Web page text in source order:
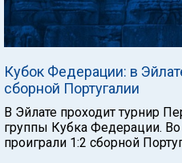
Кубок Федерации: в
сборной Португалии
В Эйлате проходит турнир
группы Кубка Федерации.
проиграли 1:2 сборной